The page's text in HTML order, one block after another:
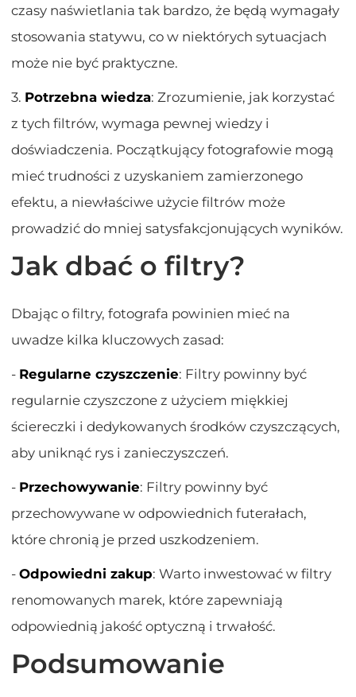
czasy naświetlania tak bardzo, że będą wymagały
stosowania statywu, co w niektórych sytuacjach
może nie być praktyczne.
3. Potrzebna wiedza: Zrozumienie, jak korzystać
z tych filtrów, wymaga pewnej wiedzy i
doświadczenia. Początkujący fotografowie mogą
mieć trudności z uzyskaniem zamierzonego
efektu, a niewłaściwe użycie filtrów może
prowadzić do mniej satysfakcjonujących wyników.
Jak dbać o filtry?
Dbając o filtry, fotografa powinien mieć na
uwadze kilka kluczowych zasad:
- Regularne czyszczenie: Filtry powinny być
regularnie czyszczone z użyciem miękkiej
ściereczki i dedykowanych środków czyszczących,
aby uniknąć rys i zanieczyszczeń.
- Przechowywanie: Filtry powinny być
przechowywane w odpowiednich futerałach,
które chronią je przed uszkodzeniem.
-Odpowiedni zakup: Warto inwestować w filtry
renomowanych marek, które zapewniają
odpowiednią jakość optyczną i trwałość.
Podsumowanie